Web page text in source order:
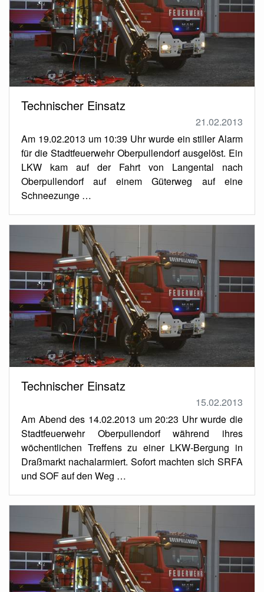
Technischer Einsatz
21.02.2013
Am 19.02.2013 um 10:39 Uhr wurde ein stiller Alarm
für die Stadtfeuerwehr Oberpullendorf ausgelöst. Ein
LKW kam auf der Fahrt von Langental nach
Oberpullendorf auf einem Güterweg auf eine
Schneezunge …
Technischer Einsatz
15.02.2013
Am Abend des 14.02.2013 um 20:23 Uhr wurde die
Stadtfeuerwehr Oberpullendorf während ihres
wöchentlichen Treffens zu einer LKW-Bergung in
Draßmarkt nachalarmiert. Sofort machten sich SRFA
und SOF auf den Weg …